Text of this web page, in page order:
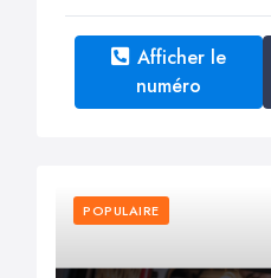
Afficher le
numéro
POPULAIRE